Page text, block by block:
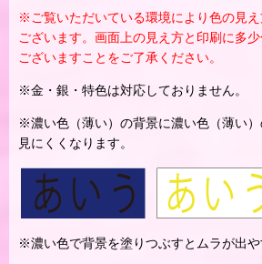
※ご覧いただいている環境により色の見
ございます。画面上の見え方と印刷に多
ございますことをご了承ください。
※金・銀・特色は対応しておりません。
※濃い色（薄い）の背景に濃い色（薄い
見にくくなります。
※濃い色で背景を塗りつぶすとムラが出や